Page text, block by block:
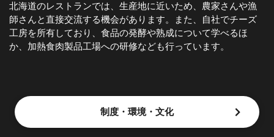
北海道のレストランでは、生産地に近いため、農家さんや漁
師さんと直接交流する機会があります。また、自社でチーズ
工房を所有しており、食品の発酵や熟成について学べるほ
か、加熱食肉製品工場への研修なども行っています。
制度・環境・文化